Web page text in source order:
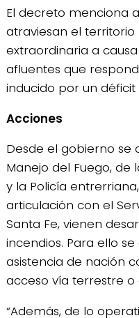
El decreto menciona
atraviesan el
extraordinaria a
afluentes que
inducido por un
Acciones
Desde el gobierno se
Manejo del Fuego, de
y la Policía
articulación con el
Santa Fe, vienen
incendios. Para ello
asistencia de nación
acceso vía terrestre o
“Además, de lo